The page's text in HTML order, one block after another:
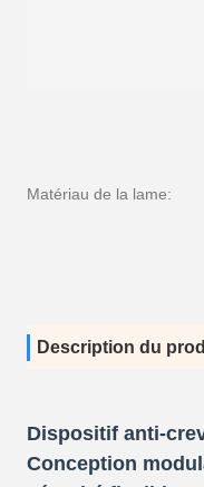
Matériau de la lame:
Description du
Dispositif anti-
Conception